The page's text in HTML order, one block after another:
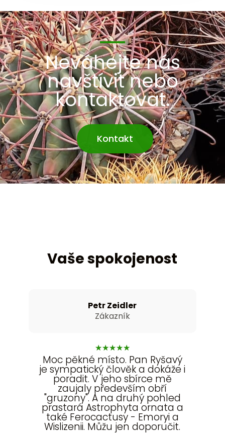
Neváhejte nás
navštívit nebo
kontaktovat.
Kontakt
Vaše spokojenost
Petr Zeidler
Zákazník
★★★★★
Moc pěkné místo. Pan Ryšavý
je sympatický člověk a dokáže i
poradit. V jeho sbírce mě
zaujaly především obří
"gruzony". A na druhý pohled
prastará Astrophyta ornata a
také Ferocactusy - Emoryi a
Wislizenii. Můžu jen doporučit.